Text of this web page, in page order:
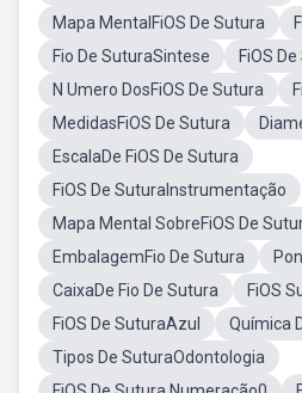
Mapa MentalFiOS De Sutura
Fio De SuturaSintese
FiOS
N Umero DosFiOS De Sutura
MedidasFiOS De Sutura
EscalaDe FiOS De Sutura
FiOS De SuturaInstrumentação
Mapa Mental SobreFiOS De
EmbalagemFio De Sutura
CaixaDe Fio De Sutura
FiOS
FiOS De SuturaAzul
Química
Tipos De SuturaOdontologia